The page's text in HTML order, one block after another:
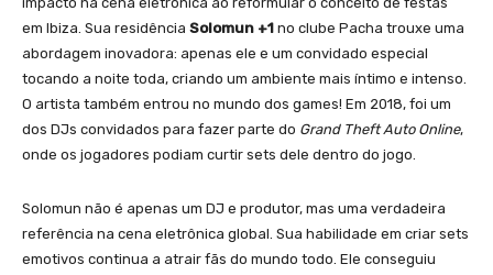
em Ibiza. Sua residência Solomun +1 no clube Pacha trouxe uma
abordagem inovadora: apenas ele e um convidado especial
tocando a noite toda, criando um ambiente mais íntimo e intenso.
O artista também entrou no mundo dos games! Em 2018, foi um
dos DJs convidados para fazer parte do Grand Theft Auto Online,
onde os jogadores podiam curtir sets dele dentro do jogo.
Solomun não é apenas um DJ e produtor, mas uma verdadeira
referência na cena eletrônica global. Sua habilidade em criar sets
emotivos continua a atrair fãs do mundo todo. Ele conseguiu